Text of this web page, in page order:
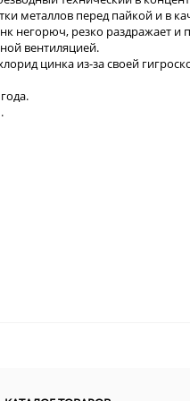
металлов перед пайкой и в
негорюч, резко раздражает
вентиляцией.
цинка из-за своей
.